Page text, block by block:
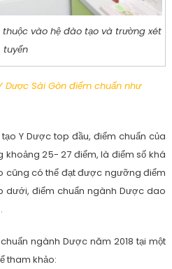
vào hệ đào tạo và trường xét
tuyển
Dược Sài Gòn điểm chuẩn như
Y Dược top đầu, điểm chuẩn của
25- 27 điểm, là điểm số khá
cũng có thể đạt được ngưỡng điểm
dưới, điểm chuẩn ngành Dược dao
ngành Dược năm 2018 tại một
tham khảo: